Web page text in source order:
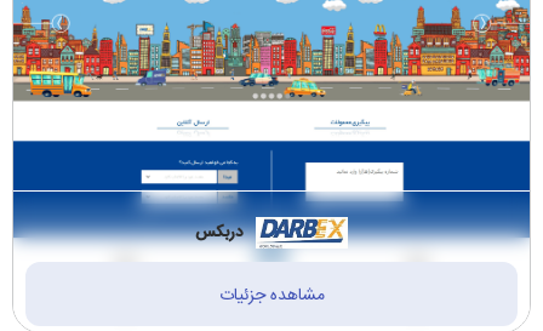
دربکس
مشاهده جزئیات